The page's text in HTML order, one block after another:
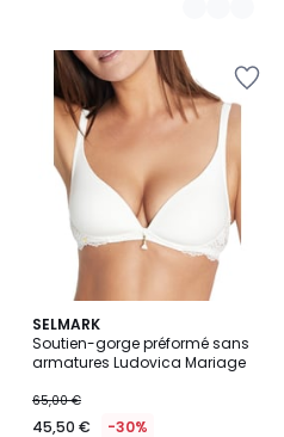
SELMARK
Soutien-gorge préformé sans
armatures Ludovica Mariage
65,00 €
45,50 € -30%